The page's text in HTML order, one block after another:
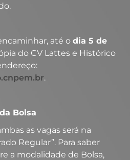
até o dia 5 de
do CV Lattes e Histórico
.
Bolsa
as vagas será na
Regular”. Para saber
a modalidade de Bolsa,